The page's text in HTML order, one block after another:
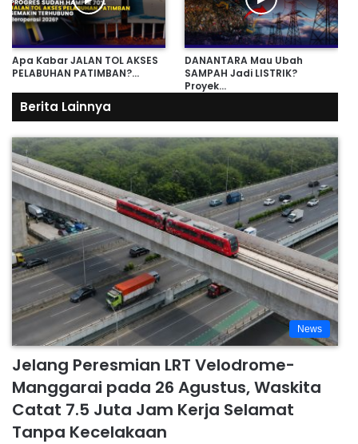
Apa Kabar JALAN TOL AKSES
PELABUHAN PATIMBAN?…
DANANTARA Mau Ubah
SAMPAH Jadi LISTRIK?
Proyek…
Berita Lainnya
News
Jelang Peresmian LRT Velodrome-
Manggarai pada 26 Agustus, Waskita
Catat 7.5 Juta Jam Kerja Selamat
Tanpa Kecelakaan